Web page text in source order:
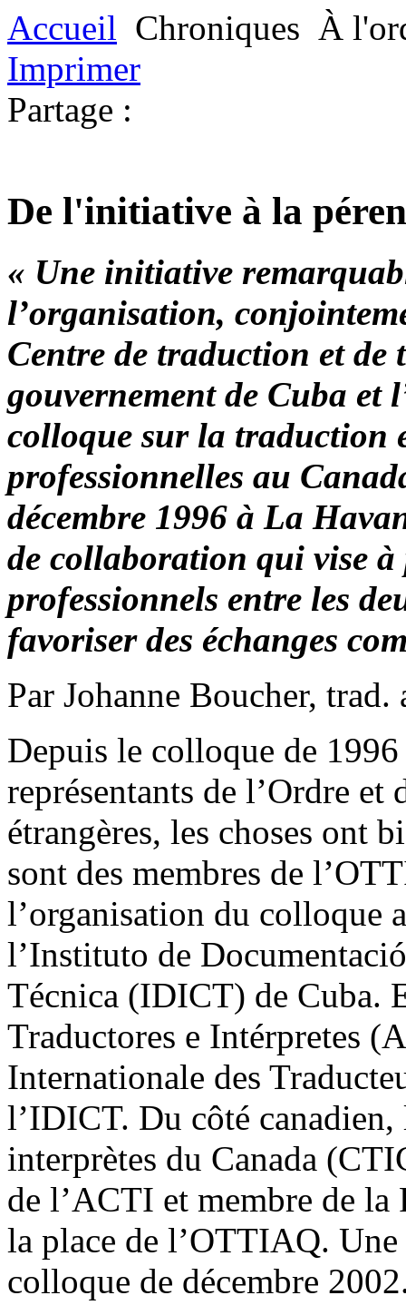
Accueil Chroniques À
Imprimer
Partage :
De l'initiative à la
« Une initiative
l’organisation,
Centre de traduction et de
gouvernement de Cuba et
colloque sur la traduction
professionnelles au
décembre 1996 à La
de collaboration qui vise à
professionnels entre les
favoriser des échanges
Par Johanne Boucher,
Depuis le colloque de 1996
représentants de l’Ordre et
étrangères, les choses ont
sont des membres de
l’organisation du colloque
l’Instituto de
Técnica (IDICT) de Cuba.
Traductores e Intérpretes
Internationale des
l’IDICT. Du côté
interprètes du Canada
de l’ACTI et membre de la
la place de l’OTTIAQ. Une
colloque de décembre